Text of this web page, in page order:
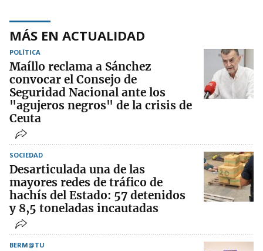
MÁS EN ACTUALIDAD
POLÍTICA
Maíllo reclama a Sánchez
convocar el Consejo de
Seguridad Nacional ante los
"agujeros negros" de la crisis de
Ceuta
SOCIEDAD
Desarticulada una de las
mayores redes de tráfico de
hachís del Estado: 57 detenidos
y 8,5 toneladas incautadas
BERM@TU